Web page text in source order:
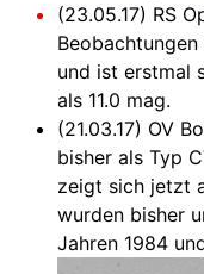
(23.05.17) RS
Beobachtungen
und ist erstmal
als 11.0 mag.
(21.03.17) OV
bisher als Typ
zeigt sich jetzt
wurden bisher
Jahren 1984